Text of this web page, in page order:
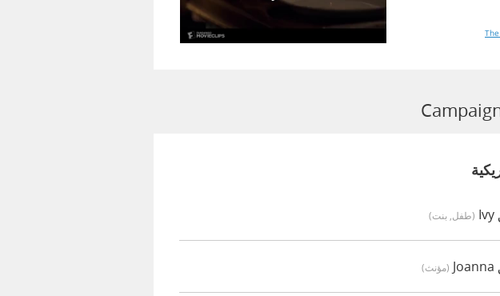
(طفل, بنت)
(مؤنث)